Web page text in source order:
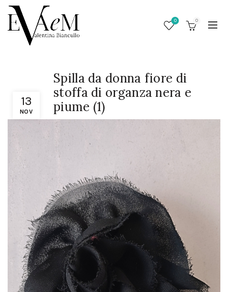
0 0
13
NOV
Spilla da donna fiore di
stoffa di organza nera e
piume (1)